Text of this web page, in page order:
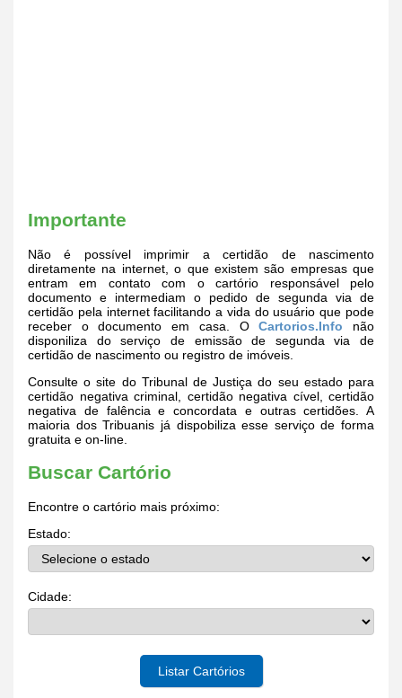
Importante
Não é possível imprimir a certidão de nascimento
diretamente na internet, o que existem são empresas que
entram em contato com o cartório responsável pelo
documento e intermediam o pedido de segunda via de
certidão pela internet facilitando a vida do usuário que pode
receber o documento em casa. OCartorios.Info não
disponiliza do serviço de emissão de segunda via de
certidão de nascimento ou registro de imóveis.
Consulte o site do Tribunal de Justiça do seu estado para
certidão negativa criminal, certidão negativa cível, certidão
negativa de falência e concordata e outras certidões. A
maioria dos Tribuanis já dispobiliza esse serviço de forma
gratuita e on-line.
Buscar Cartório
Encontre o cartório mais próximo:
Estado:
Cidade:
Listar Cartórios